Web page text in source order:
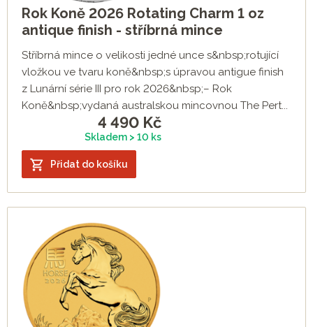
Rok Koně 2026 Rotating Charm 1 oz
antique finish - stříbrná mince
Stříbrná mince o velikosti jedné unce s&nbsp;rotující
vložkou ve tvaru koně&nbsp;s úpravou antigue finish
z Lunární série III pro rok 2026&nbsp;– Rok
Koně&nbsp;vydaná australskou mincovnou The Pert...
4 490 Kč
Skladem > 10 ks
Přidat do košíku